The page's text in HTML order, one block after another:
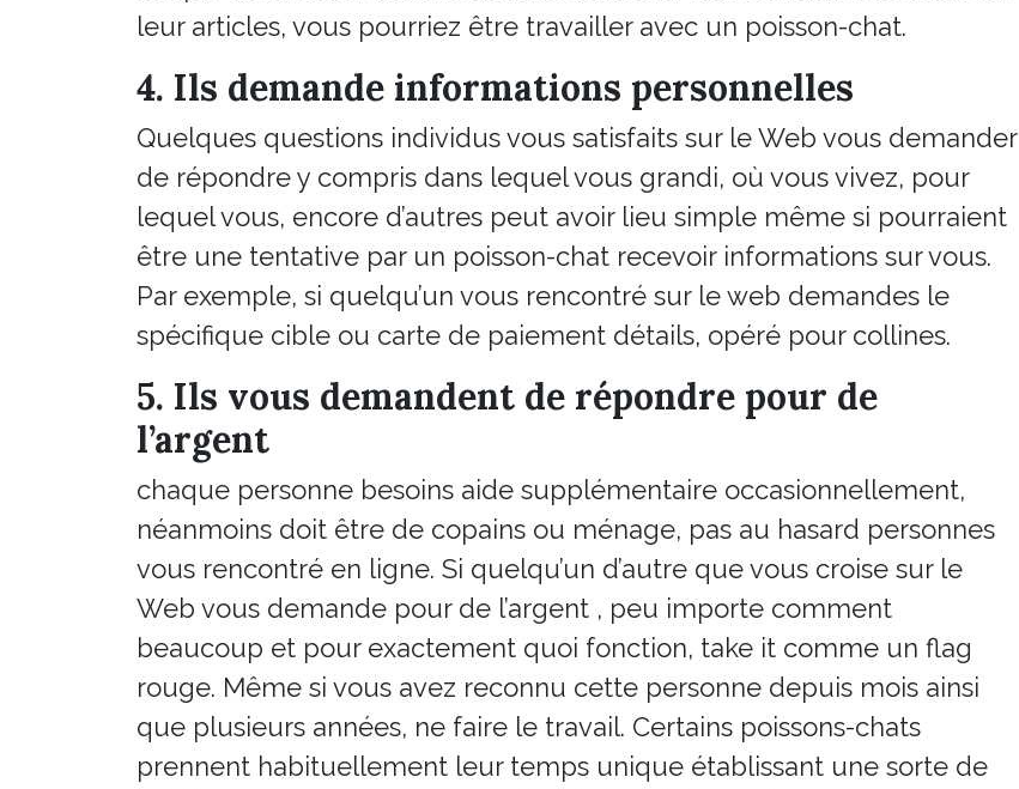
leur articles, vous pourriez être travailler avec un poisson-chat.
4. Ils demande informations personnelles
Quelques questions individus vous satisfaits sur le Web vous demander
de répondre y compris dans lequel vous grandi, où vous vivez, pour
lequel vous, encore d’autres peut avoir lieu simple même si pourraient
être une tentative par un poisson-chat recevoir informations sur vous.
Par exemple, si quelqu’un vous rencontré sur le web demandes le
spécifique cible ou carte de paiement détails, opéré pour collines.
5. Ils vous demandent de répondre pour de
l’argent
chaque personne besoins aide supplémentaire occasionnellement,
néanmoins doit être de copains ou ménage, pas au hasard personnes
vous rencontré en ligne. Si quelqu’un d’autre que vous croise sur le
Web vous demande pour de l’argent , peu importe comment
beaucoup et pour exactement quoi fonction, take it comme un flag
rouge. Même si vous avez reconnu cette personne depuis mois ainsi
que plusieurs années, ne faire le travail. Certains poissons-chats
prennent habituellement leur temps unique établissant une sorte de